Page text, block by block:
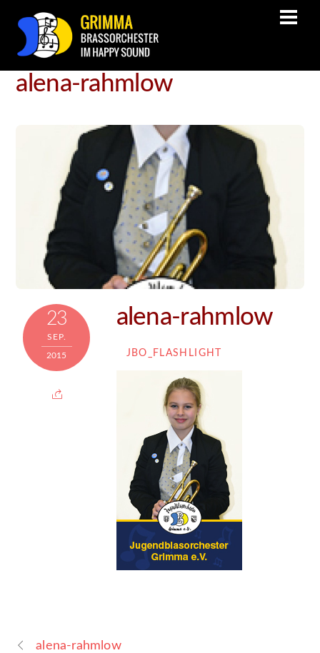
alena-rahmlow
23
SEP.
2015
alena-rahmlow
JBO_FLASHLIGHT
alena-rahmlow